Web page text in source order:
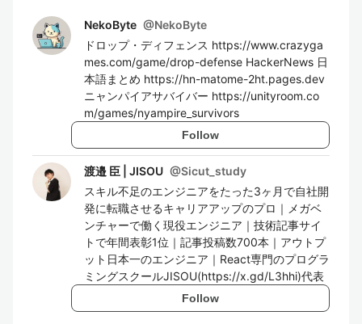
NekoByte @NekoByte
ドロップ・ディフェンス https://www.crazyga
mes.com/game/drop-defense HackerNews 日
本語まとめ https://hn-matome-2ht.pages.dev
ニャンパイアサバイバー https://unityroom.co
m/games/nyampire_survivors
Follow
渡邉 臣 | JISOU @Sicut_study
スキル不足のエンジニアをたった3ヶ月で自社開
発に転職させるキャリアアップのプロ｜メガベ
ンチャーで働く現役エンジニア｜技術記事サイ
トで年間表彰1位｜記事投稿数700本｜アウトプ
ット日本一のエンジニア｜React専門のプログラ
ミングスクールJISOU(https://x.gd/L3hhi)代表
Follow